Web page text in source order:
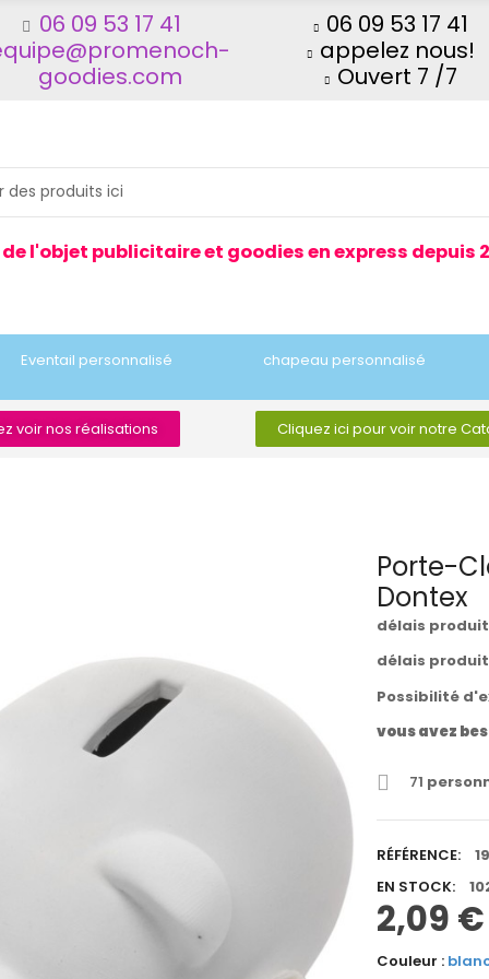
06 09 53 17 41
goodies.com
06 09 53 17 41
appelez nous!
Ouvert 7 /7
l'objet publicitaire et goodies en express depuis
Eventail personnalisé chapeau personnalisé
voir nos réalisations Cliquez ici pour voir notre
Porte-
Dontex
délais
délais produit
Possibilité
vous avez
71
RÉFÉRENCE:
EN STOCK:
2,09 €
Couleur :